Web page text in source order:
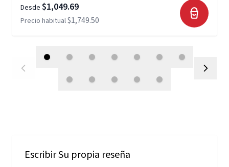
Desde $1,049.69
Precio habitual$1,749.50
Escribir Su propia reseña